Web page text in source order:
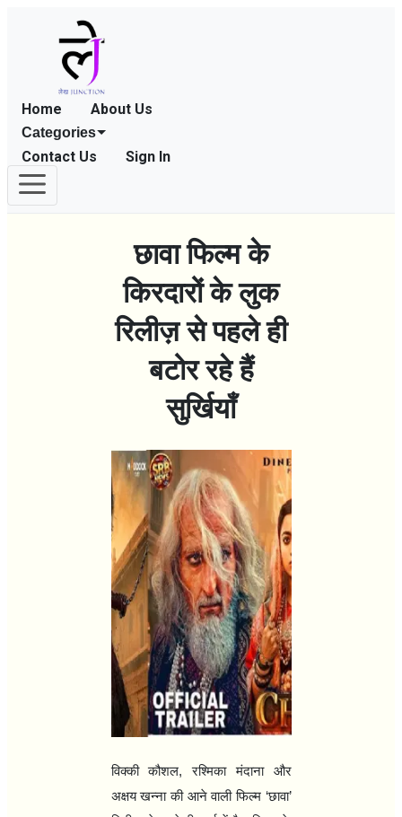
Home About Us
Categories
Contact Us Sign In
छावा फिल्म के
किरदारों के लुक
रिलीज़ से पहले ही
बटोर रहे हैं
सुर्खियाँ
विक्कीकौशल,रश्मिका मंदाना और
अक्षय खन्‍ना की आने वाली फिल्‍म ‘छावा’